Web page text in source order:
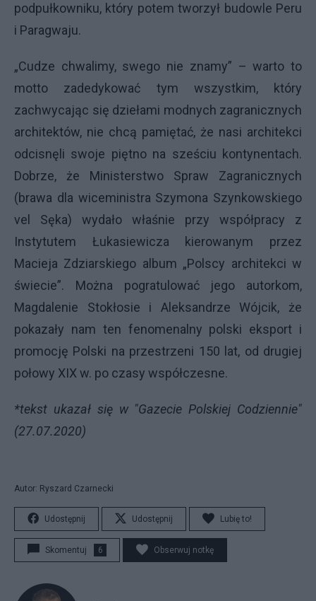
podpułkowniku, który potem tworzył budowle Peru
i Paragwaju.
„Cudze chwalimy, swego nie znamy” – warto to
motto zadedykować tym wszystkim, który
zachwycając się dziełami modnych zagranicznych
architektów, nie chcą pamiętać, że nasi architekci
odcisnęli swoje piętno na sześciu kontynentach.
Dobrze, że Ministerstwo Spraw Zagranicznych
(brawa dla wiceministra Szymona Szynkowskiego
vel Sęka) wydało właśnie przy współpracy z
Instytutem Łukasiewicza kierowanym przez
Macieja Zdziarskiego album „Polscy architekci w
świecie”. Można pogratulować jego autorkom,
Magdalenie Stokłosie i Aleksandrze Wójcik, że
pokazały nam ten fenomenalny polski eksport i
promocję Polski na przestrzeni 150 lat, od drugiej
połowy XIX w. po czasy współczesne.
*tekst ukazał się w "Gazecie Polskiej Codziennie"
(27.07.2020)
Autor: Ryszard Czarnecki
Udostępnij Udostępnij Lubię to!
Skomentuj 6 Obserwuj notkę